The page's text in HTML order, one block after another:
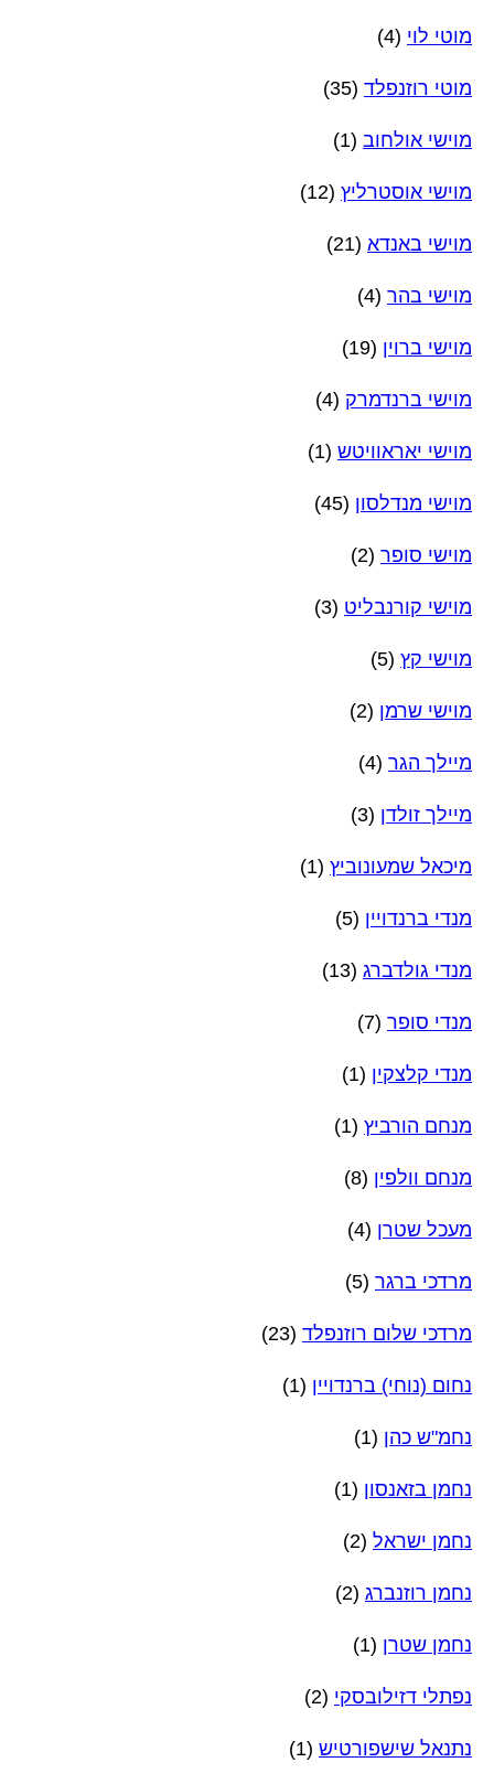
מוטי לוי (4)
מוטי רוזנפלד (35)
מוישי אולחוב (1)
מוישי אוסטרליץ (12)
מוישי באנדא (21)
מוישי בהר (4)
מוישי ברוין (19)
מוישי ברנדמרק (4)
מוישי יאראוויטש (1)
מוישי מנדלסון (45)
מוישי סופר (2)
מוישי קורנבליט (3)
מוישי קץ (5)
מוישי שרמן (2)
מיילך הגר (4)
מיילך זולדן (3)
מיכאל שמעונוביץ (1)
מנדי ברנדויין (5)
מנדי גולדברג (13)
מנדי סופר (7)
מנדי קלצקין (1)
מנחם הורביץ (1)
מנחם וולפין (8)
מעכל שטרן (4)
מרדכי ברגר (5)
מרדכי שלום רוזנפלד (23)
נחום (נוחי) ברנדויין (1)
נחמ"ש כהן (1)
נחמן בזאנסון (1)
נחמן ישראל (2)
נחמן רוזנברג (2)
נחמן שטרן (1)
נפתלי דזילובסקי (2)
נתנאל שישפורטיש (1)